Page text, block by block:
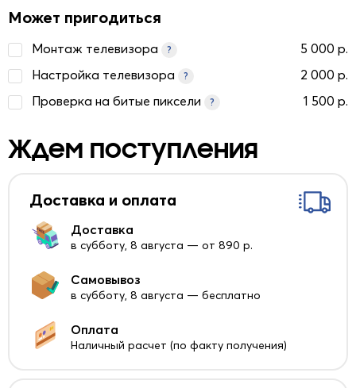
Может пригодиться
Монтаж телевизора ?
5 000 р.
Настройка телевизора
?
2 000 р.
Проверка на битые пиксели
? 1 500 р.
Ждем поступления
Доставка и оплата
Доставка
в субботу, 8 августа — от 890 р.
Самовывоз
в субботу, 8 августа — бесплатно
Оплата
Наличный расчет (по факту получения)